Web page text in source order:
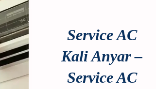
Service AC
Kali Anyar –
Service AC